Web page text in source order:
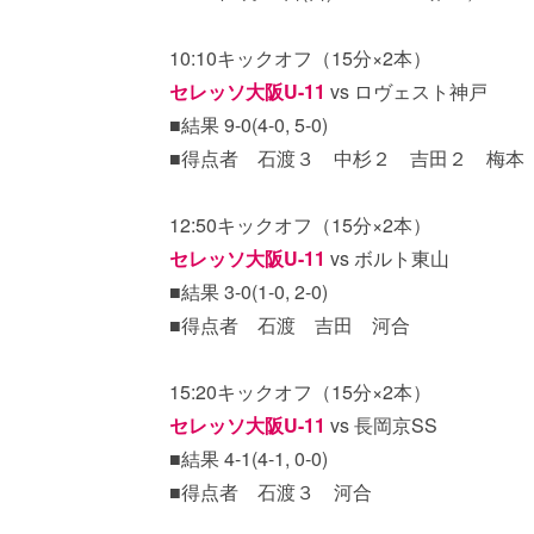
10:10キックオフ（15分×2本）
セレッソ大阪U-11 vs ロヴェスト神戸
■結果 9-0(4-0, 5-0)
■得点者 石渡３ 中杉２ 吉田２ 梅
12:50キックオフ（15分×2本）
セレッソ大阪U-11 vs ボルト東山
■結果 3-0(1-0, 2-0)
■得点者 石渡 吉田 河合
15:20キックオフ（15分×2本）
セレッソ大阪U-11 vs 長岡京SS
■結果 4-1(4-1, 0-0)
■得点者 石渡３ 河合